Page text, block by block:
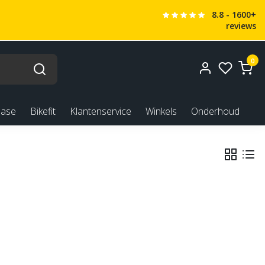
8.8 - 1600+
reviews
0
Bikefit Klantenservice Winkels Onderhoud